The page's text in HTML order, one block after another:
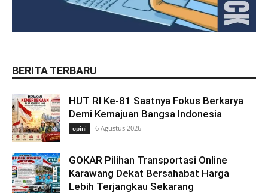
BERITA TERBARU
HUT RI Ke-81 Saatnya Fokus Berkarya
Demi Kemajuan Bangsa Indonesia
opini 6 Agustus 2026
GOKAR Pilihan Transportasi Online
Karawang Dekat Bersahabat Harga
Lebih Terjangkau Sekarang